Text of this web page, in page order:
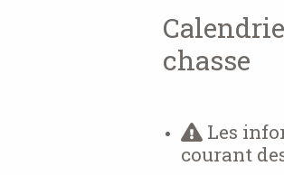
here
chasse
Les
courant